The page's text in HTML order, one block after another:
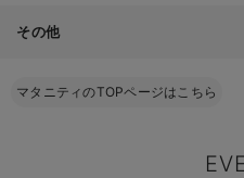
その他
マタニティのTOPページはこちら